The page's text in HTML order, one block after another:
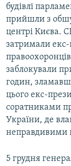
будівлі
прийшли з
центрі Києва.
затримали екс-
заблокували
годин,
цього екс-
соратниками
України, де
неправдивими
5 грудня